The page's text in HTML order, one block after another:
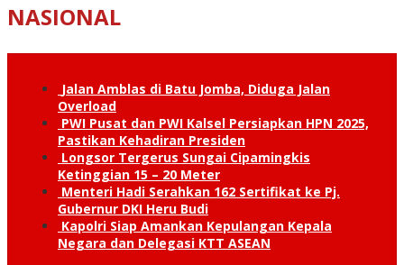
NASIONAL
Jalan Amblas di Batu Jomba, Diduga Jalan
Overload
PWI Pusat dan PWI Kalsel Persiapkan HPN 2025,
Pastikan Kehadiran Presiden
Longsor Tergerus Sungai Cipamingkis
Ketinggian 15 – 20 Meter
Menteri Hadi Serahkan 162 Sertifikat ke Pj.
Gubernur DKI Heru Budi
Kapolri Siap Amankan Kepulangan Kepala
Negara dan Delegasi KTT ASEAN